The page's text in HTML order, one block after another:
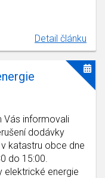
Detail článku
Vás informovali
dodávky
katastru obce dne
do 15:00.
elektrické energie